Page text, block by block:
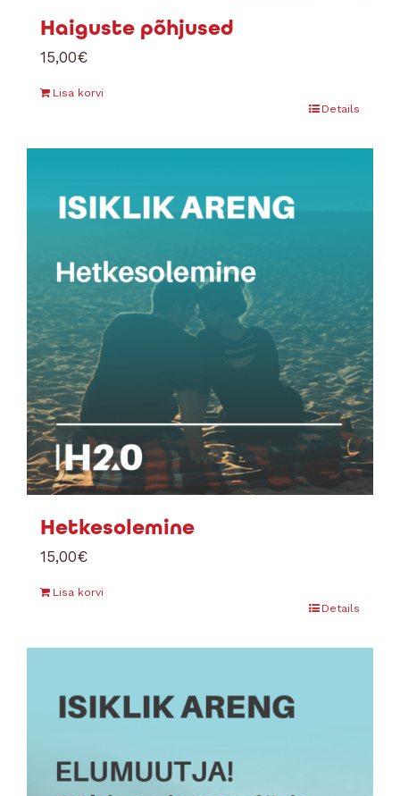
Haiguste põhjused
15,00€
Lisa korvi
Details
Hetkesolemine
15,00€
Lisa korvi
Details